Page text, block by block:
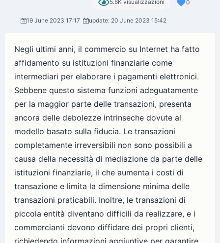
5.6K visualizzazioni 0
19 June 2023 17:17 update: 20 June 2023 15:42
Negli ultimi anni, il commercio su Internet ha fatto
affidamento su istituzioni finanziarie come
intermediari per elaborare i pagamenti elettronici.
Sebbene questo sistema funzioni adeguatamente
per la maggior parte delle transazioni, presenta
ancora delle debolezze intrinseche dovute al
modello basato sulla fiducia. Le transazioni
completamente irreversibili non sono possibili a
causa della necessità di mediazione da parte delle
istituzioni finanziarie, il che aumenta i costi di
transazione e limita la dimensione minima delle
transazioni praticabili. Inoltre, le transazioni di
piccola entità diventano difficili da realizzare, e i
commercianti devono diffidare dei propri clienti,
richiedendo informazioni aggiuntive per garantire